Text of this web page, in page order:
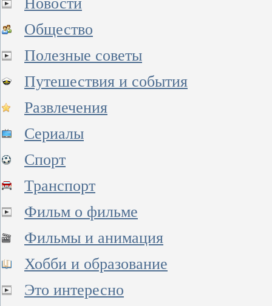
Общество
Полезные советы
Путешествия и события
Развлечения
Сериалы
Спорт
Транспорт
Фильм о фильме
Фильмы и анимация
Хобби и образование
Это интересно